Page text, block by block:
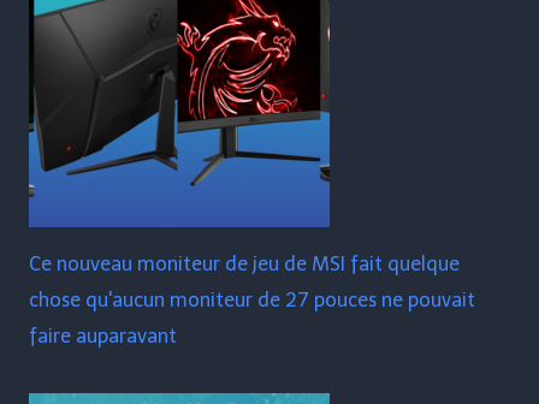
Ce nouveau moniteur de jeu de MSI fait quelque
chose qu'aucun moniteur de 27 pouces ne pouvait
faire auparavant